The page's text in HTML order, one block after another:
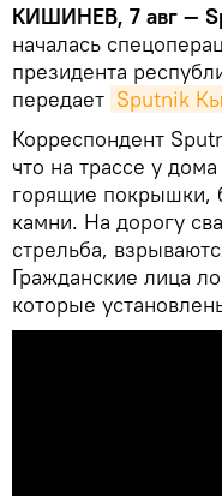
КИШИНЕВ, 7 авг —
началась
президента
передает Sputnik
Корреспондент
что на трассе у
горящие покрышки,
камни. На дорогу
стрельба,
Гражданские лица
которые